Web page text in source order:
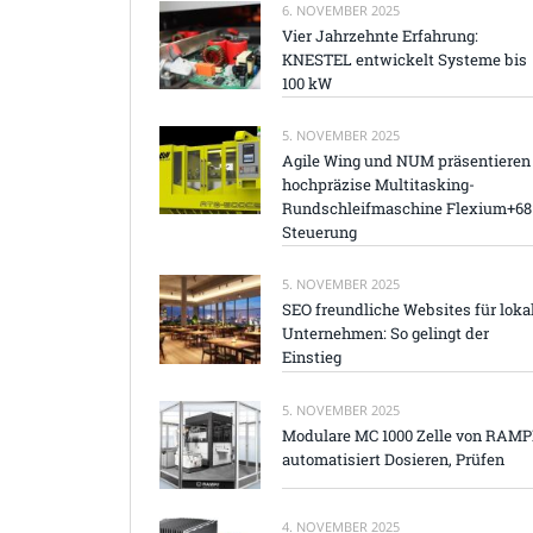
6. NOVEMBER 2025
Vier Jahrzehnte Erfahrung:
KNESTEL entwickelt Systeme bis
100 kW
5. NOVEMBER 2025
Agile Wing und NUM präsentieren
hochpräzise Multitasking-
Rundschleifmaschine Flexium+68
Steuerung
5. NOVEMBER 2025
SEO freundliche Websites für
Unternehmen: So gelingt der
Einstieg
5. NOVEMBER 2025
Modulare MC 1000 Zelle von
automatisiert Dosieren, Prüfen
4. NOVEMBER 2025